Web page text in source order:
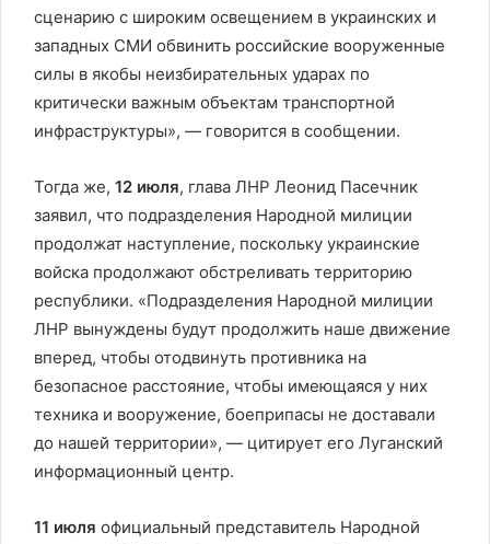
сценарию с широким освещением в украинских и
западных СМИ обвинить российские вооруженные
силы в якобы неизбирательных ударах по
критически важным объектам транспортной
инфраструктуры», — говорится в сообщении.
Тогда же, 12 июля, глава ЛНР Леонид Пасечник
заявил, что подразделения Народной милиции
продолжат наступление, поскольку украинские
войска продолжают обстреливать территорию
республики. «Подразделения Народной милиции
ЛНР вынуждены будут продолжить наше движение
вперед, чтобы отодвинуть противника на
безопасное расстояние, чтобы имеющаяся у них
техника и вооружение, боеприпасы не доставали
до нашей территории», — цитирует его Луганский
информационный центр.
11 июля официальный представитель Народной